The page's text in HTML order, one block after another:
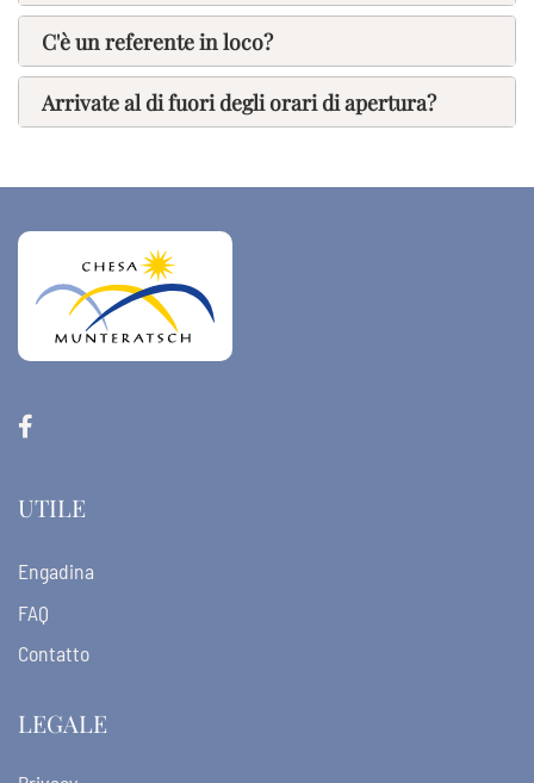
C'è un referente in loco?
Arrivate al di fuori degli orari di apertura?
UTILE
Engadina
FAQ
Contatto
LEGALE